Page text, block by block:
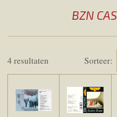
BZN
4 resultaten Sorteer: